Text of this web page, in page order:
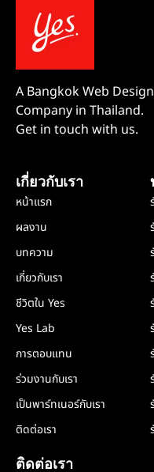
A Bangkok Web
Company in Thailand.
Get in touch with us.
เกี่ยวกับเรา
หน้าแรก
ผลงาน
บทความ
เกี่ยวกับเรา
ชีวิตใน Yes
Yes Lab
การตอบแทน
ร่วมงานกับเรา
เป็นพาร์ทเนอร์กับเรา
ติดต่อเรา
ติดต่อเรา